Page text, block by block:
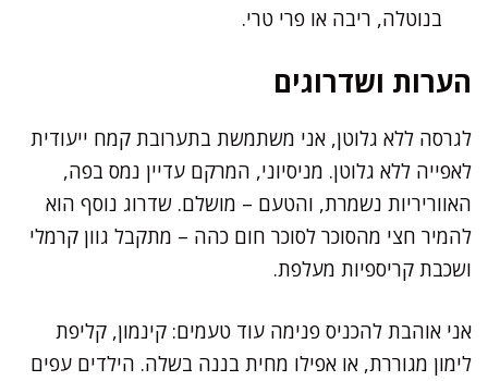
בנוטלה, ריבה או פרי טרי.
הערות ושדרוגים
לגרסה ללא גלוטן, אני משתמשת בתערובת קמח ייעודית
לאפייה ללא גלוטן. מניסיוני, המרקם עדיין נמס בפה,
האווריריות נשמרת, והטעם – מושלם. שדרוג נוסף הוא
להמיר חצי מהסוכר לסוכר חום כהה – מתקבל גוון קרמלי
ושכבת קריספיות מעלפת.
אני אוהבת להכניס פנימה עוד טעמים: קינמון, קליפת
לימון מגוררת, או אפילו מחית בננה בשלה. הילדים עפים